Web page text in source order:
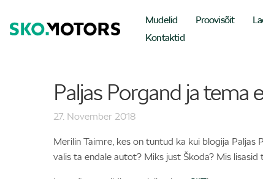
Mudelid Proovisõit
Kontaktid
Paljas Porgand ja tema
27. November 2018
Merilin Taimre, kes on tuntud ka kui blogija
valis ta endale autot? Miks just Škoda? Mis